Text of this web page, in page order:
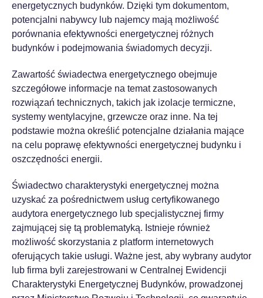
energetycznych budynków. Dzięki tym dokumentom,
potencjalni nabywcy lub najemcy mają możliwość
porównania efektywności energetycznej różnych
budynków i podejmowania świadomych decyzji.
Zawartość świadectwa energetycznego obejmuje
szczegółowe informacje na temat zastosowanych
rozwiązań technicznych, takich jak izolacje termiczne,
systemy wentylacyjne, grzewcze oraz inne. Na tej
podstawie można określić potencjalne działania mające
na celu poprawę efektywności energetycznej budynku i
oszczędności energii.
Świadectwo charakterystyki energetycznej można
uzyskać za pośrednictwem usług certyfikowanego
audytora energetycznego lub specjalistycznej firmy
zajmującej się tą problematyką. Istnieje również
możliwość skorzystania z platform internetowych
oferujących takie usługi. Ważne jest, aby wybrany audytor
lub firma byli zarejestrowani w Centralnej Ewidencji
Charakterystyki Energetycznej Budynków, prowadzonej